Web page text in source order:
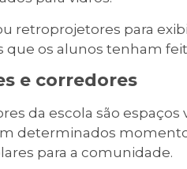
retroprojetores para
que os alunos tenham
e corredores
da escola são
determinados
para a comunidade.